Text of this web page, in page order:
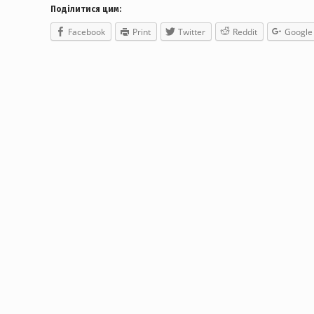
Поділитися цим:
Facebook Print Twitter Reddit Google